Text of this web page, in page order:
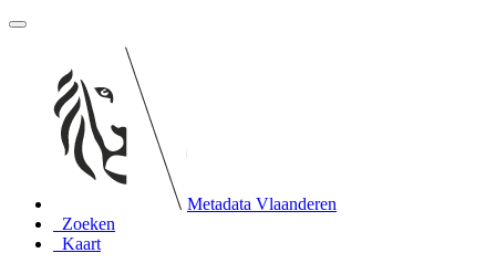
Metadata Vlaanderen
Zoeken
Kaart